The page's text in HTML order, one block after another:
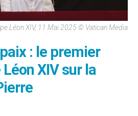
Léon XIV, 11 Mai 2025 © Vatican Media
: le premier
XIV sur la